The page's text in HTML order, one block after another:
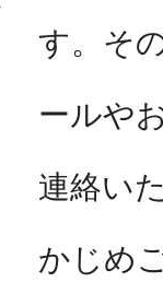
す。そ
ールや
連絡い
かじめ